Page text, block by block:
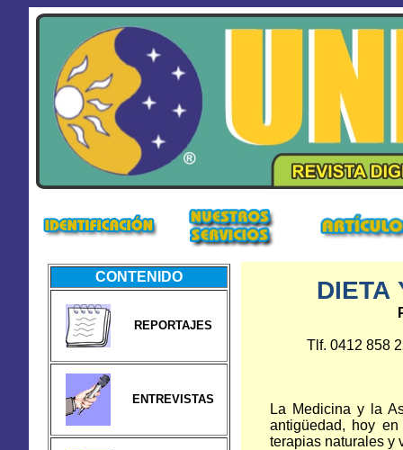
CONTENIDO
REPORTAJES
ENTREVISTAS
DIETA
Tlf. 0412 858
La Medicina y la
antigüedad, hoy
terapias naturales y